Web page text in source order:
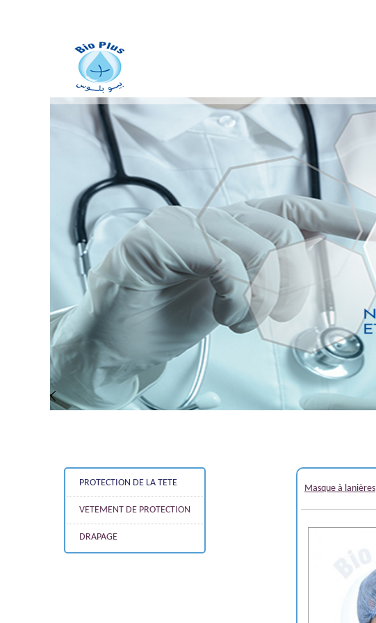
fabrication des dispositifs
médicaux
PROTECTION DE LA TETE
VETEMENT DE PROTECTION
DRAPAGE
Masque à lanières